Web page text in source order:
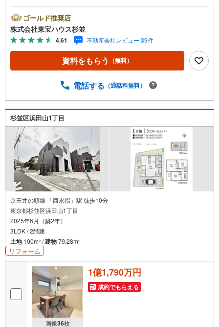
「室内・現地を見学する」ボタンよりご予約いただくとご
見学がスムーズです。■ご予約に際して■日時のご希望をお
伝えくださいませ。（もちろん当日でも対応可能です。）
事前に鍵等の手配や内覧（居住中物件）の手配が必要な場
合がございますのでご容赦ください。■ミラカレCLUB■弊
社で売買されたお客様は、ミラカレCLUBに加入可能です。
オンラインでやりとりができます。■FPによるファイナン
プランナーが住宅ローン、保険・税金、資産運用、相続な
どの対策をアドバイス可能です。契約前、契約後、お好き
なタイミングがご利用可能です。■税理士による無料確定申
告セミナー■住まいをご購入になったお客様に対して、住宅
ローン控除の申告方法をご案内する無料セミナーを開催し
ています。
ゴールド推奨店
株式会社東宝ハウス杉並
4.61 不動産会社レビュー 39件
資料をもらう （無料）
電話する （通話料無料）
杉並区浜田山1丁目
京王井の頭線 「西永福」駅 徒歩10分
東京都杉並区浜田山1丁目
2025年6月（築2年）
3LDK / 2階建
土地100m2 /建物79.28m2
リフォーム
画像36枚
1億1,790万円
成約でもらえる